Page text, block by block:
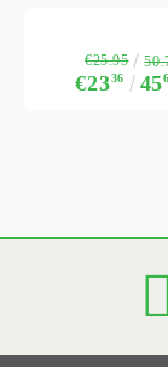
€2336 45
€25.95